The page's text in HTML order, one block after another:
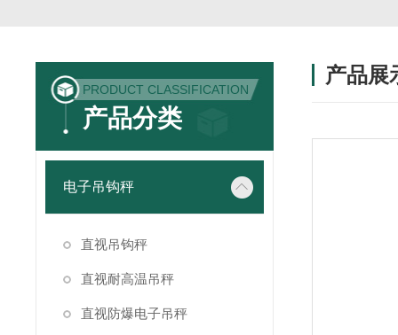
PRODUCT CLASSIFICATION
产品分类
电子吊钩秤
直视吊钩秤
直视耐高温吊秤
直视防爆电子吊秤
产品展